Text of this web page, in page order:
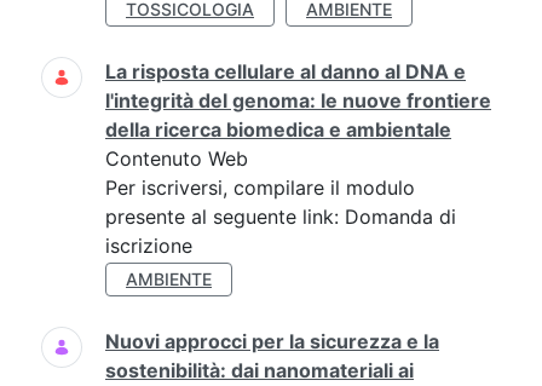
TOSSICOLOGIA AMBIENTE
La risposta cellulare al danno al DNA e
l'integrità del genoma: le nuove frontiere
della ricerca biomedica e ambientale
Contenuto Web
Per iscriversi, compilare il modulo
presente al seguente link: Domanda di
iscrizione
AMBIENTE
Nuovi approcci per la sicurezza e la
sostenibilità: dai nanomateriali ai